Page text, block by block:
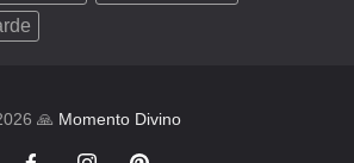
🙏 Momento Divino